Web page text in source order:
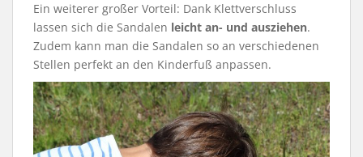
Ein weiterer großer Vorteil: Dank Klettverschluss
lassen sich die Sandalen leicht an- und ausziehen.
Zudem kann man die Sandalen so an verschiedenen
Stellen perfekt an den Kinderfuß anpassen.